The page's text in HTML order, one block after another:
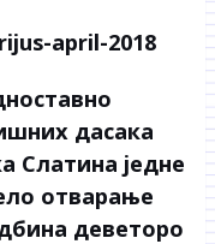
дасака
Слатина једне
отварање
деветоро